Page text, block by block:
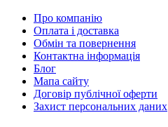
Про компанію
Оплата і доставка
Обмін та повернення
Контактна інформація
Блог
Мапа сайту
Договір публічної оферти
Захист персональних даних